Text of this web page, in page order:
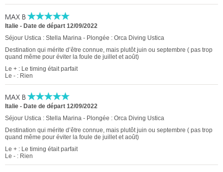
MAX B
Italie - Date de départ 12/09/2022
Séjour Ustica : Stella Marina - Plongée : Orca Diving Ustica
Destination qui mérite d’être connue, mais plutôt juin ou septembre ( pas trop
quand même pour éviter la foule de juillet et août)
Le + : Le timing était parfait
Le - : Rien
MAX B
Italie - Date de départ 12/09/2022
Séjour Ustica : Stella Marina - Plongée : Orca Diving Ustica
Destination qui mérite d’être connue, mais plutôt juin ou septembre ( pas trop
quand même pour éviter la foule de juillet et août)
Le + : Le timing était parfait
Le - : Rien